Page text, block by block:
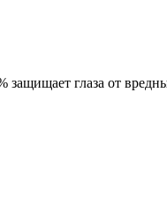
защищает глаза от